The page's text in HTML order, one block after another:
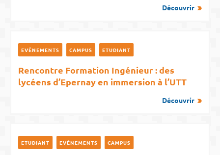
Découvrir
EVÉNEMENTS CAMPUS ETUDIANT
Rencontre Formation Ingénieur : des
lycéens d’Epernay en immersion à l’UTT
Découvrir
ETUDIANT EVÉNEMENTS CAMPUS